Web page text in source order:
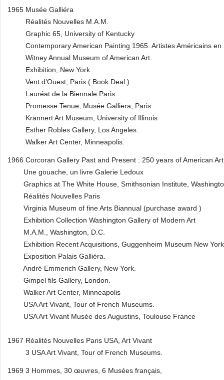
1965 Musée Galliéra
Réalités Nouvelles M.A.M.
Graphic 65, University of Kentucky
Contemporary American Painting 1965. Artistes Américains en
Witney Annual Museum of American Art.
Exhibition, New York
Vent d’Ouest, Paris ( Book Deal )
Lauréat de la Biennale Paris.
Promesse Tenue, Musée Galliera, Paris.
Krannert Art Museum, University of Illinois
Esther Robles Gallery, Los Angeles.
Walker Art Center, Minneapolis.
1966 Corcoran Gallery Past and Present : 250 years of American
Une gouache, un livre Galerie Ledoux
Graphics at The White House, Smithsonian Institute,
Réalités Nouvelles Paris
Virginia Museum of fine Arts Biannual (purchase award )
Exhibition Collection Washington Gallery of Modern Art
M.A.M., Washington, D.C.
Exhibition Recent Acquisitions, Guggenheim Museum New York
Exposition Palais Galliéra.
André Emmerich Gallery, New York.
Gimpel fils Gallery, London.
Walker Art Center, Minneapolis
USA Art Vivant, Tour of French Museums.
USA Art Vivant Musée des Augustins, Toulouse France
1967 Réalités Nouvelles Paris USA, Art Vivant
3 USA Art Vivant, Tour of French Museums.
1969 3 Hommes, 30 œuvres, 6 Musées français,